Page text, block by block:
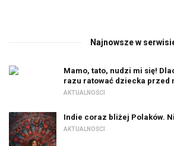
Najnowsze w
Mamo, tato, nudzi mi się!
razu ratować dziecka przed
AKTUALNOŚCI
Indie coraz bliżej Polaków.
AKTUALNOŚCI